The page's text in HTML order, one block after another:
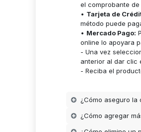
el comprobante de
• Tarjeta de
método puede
• Mercado Pago:
online lo apoyara
- Una vez
anterior al dar clic
- Reciba el
¿Cómo aseguro la
¿Cómo agregar